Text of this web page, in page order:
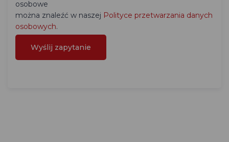
osobowe
można znaleźć w naszej Polityce przetwarzania danych
osobowych.